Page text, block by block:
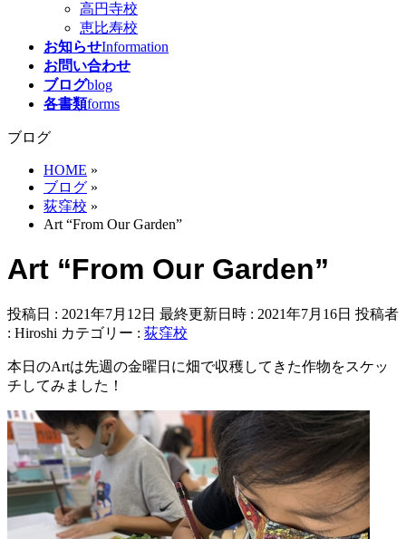
高円寺校
恵比寿校
お知らせInformation
お問い合わせ
ブログblog
各書類forms
ブログ
HOME »
ブログ »
荻窪校 »
Art “From Our Garden”
Art “From Our Garden”
投稿日 : 2021年7月12日 最終更新日時 : 2021年7月16日 投稿者
: Hiroshi カテゴリー : 荻窪校
本日のArtは先週の金曜日に畑で収穫してきた作物をスケッ
チしてみました！